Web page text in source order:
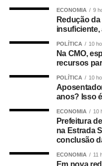
ECONOMIA 9
Redução
insuficiente,
POLÍTICA 10
Na CMO,
recursos
POLÍTICA 10
anos? Isso
ECONOMIA 10
Prefeitura
na Estrada
conclusão
ECONOMIA 11
Em nova